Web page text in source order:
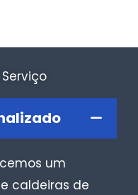
um
caldeiras de